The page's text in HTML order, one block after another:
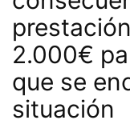
2.000€
que se
situación